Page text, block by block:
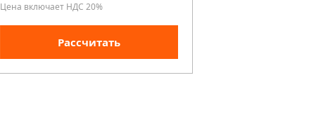
Цена включает НДС 20%
Рассчитать